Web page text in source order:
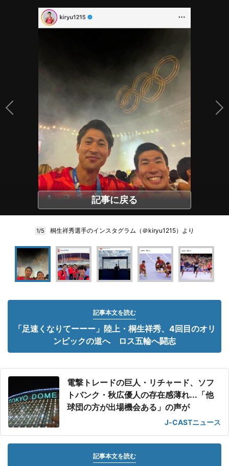
記事に戻る
1/5 桐生祥秀選手のインスタグラム（＠kiryu1215）より
記事本文を読む
「足速くなりてーーー」陸上・桐生祥秀、4回目のオリ
ンピックの道へ ロス五輪へ闘志
電撃トレードの巨人・リチャード、ソフ
トバンク・秋広優人の存在感薄れ...「他
球団の方が出場機会ある」の声が
J-CASTニュース
記事本文を読む